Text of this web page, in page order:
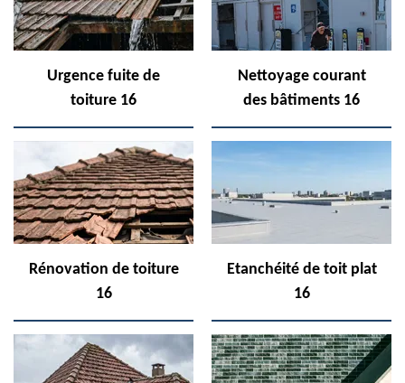
Urgence fuite de
toiture 16
Nettoyage courant
des bâtiments 16
Rénovation de toiture
16
Etanchéité de toit plat
16